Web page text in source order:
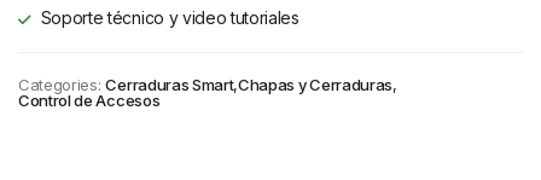
Soporte técnico y video tutoriales
Categories: Cerraduras Smart,Chapas y Cerraduras,
Control de Accesos